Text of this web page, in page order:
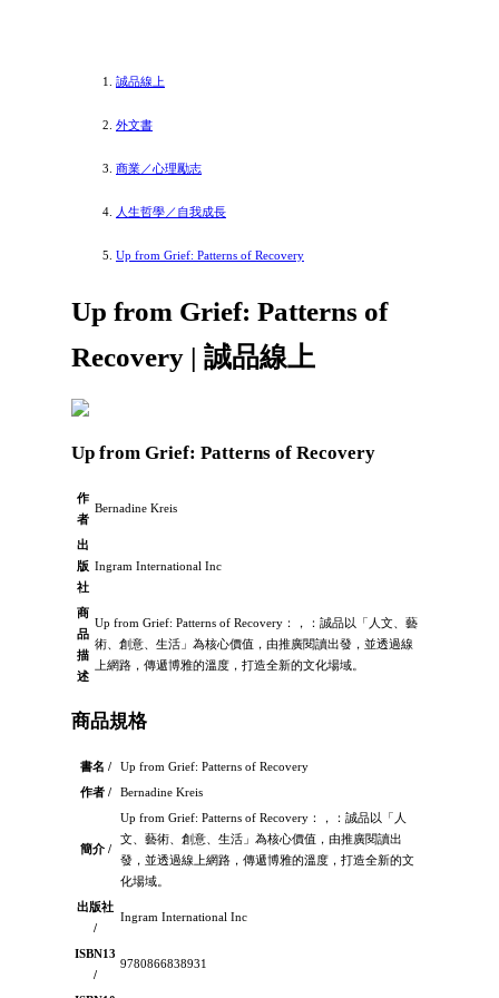
誠品線上
外文書
商業／心理勵志
人生哲學／自我成長
Up from Grief: Patterns of Recovery
Up from Grief: Patterns of
Recovery | 誠品線上
Up from Grief: Patterns of Recovery
作
者
Bernadine Kreis
出
版
社
Ingram International Inc
商
品
描
述
Up from Grief: Patterns of Recovery：，：誠品以「人文、藝
術、創意、生活」為核心價值，由推廣閱讀出發，並透過線
上網路，傳遞博雅的溫度，打造全新的文化場域。
商品規格
書名 /
Up from Grief: Patterns of Recovery
作者 /
Bernadine Kreis
簡介 /
Up from Grief: Patterns of Recovery：，：誠品以「人
文、藝術、創意、生活」為核心價值，由推廣閱讀出
發，並透過線上網路，傳遞博雅的溫度，打造全新的文
化場域。
出版社
/
Ingram International Inc
ISBN13
/
9780866838931